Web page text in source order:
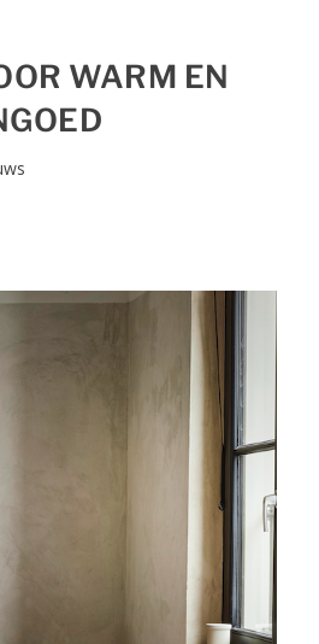
WARM EN